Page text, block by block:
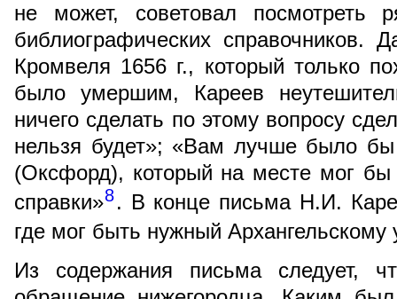
не может, советовал посмотреть
библиографических справочников.
Кромвеля 1656 г., который только
было умершим, Кареев
ничего сделать по этому вопросу
нельзя будет»; «Вам лучше было бы
(Оксфорд), который на месте мог
справки»8. В конце письма Н.И.
где мог быть нужный Архангельскому
Из содержания письма следует,